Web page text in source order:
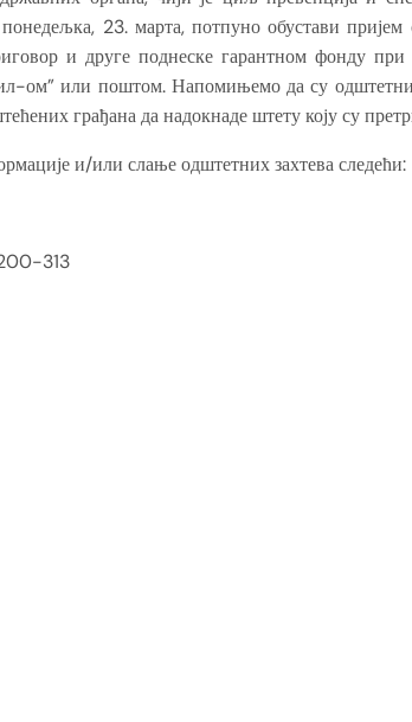
23. марта, потпуно обустави
и друге поднеске гарантном фонду
ом” или поштом. Напомињемо да су
грађана да надокнаде штету коју су
и/или слање одштетних захтева следећи:
313